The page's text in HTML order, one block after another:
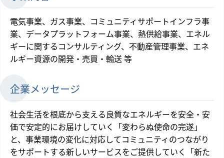
電気事業、ガス事業、コミュニティサポートインフラ事
業、データプラットフォーム事業、熱供給事業、エネル
ギーに関するコンサルティング、不動産管理事業、エネ
ルギー資源の開発・売買・輸送 等
企業メッセージ
社会生活を根底から支える良質なエネルギーを安全・安
価で安定的にお届けしていく「変わらぬ使命の完遂」
と、事業環境の変化に対応してコミュニティのつながり
をサポートする新しいサービスをご提供していく「新た